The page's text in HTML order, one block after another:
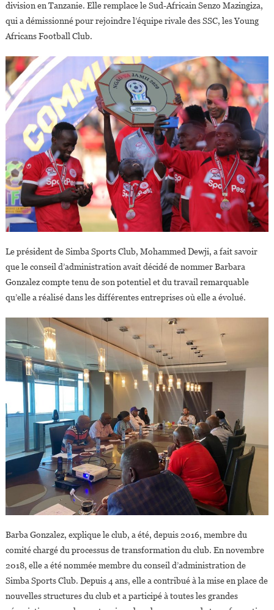
division en Tanzanie. Elle remplace le Sud-Africain Senzo Mazingiza,
qui a démissionné pour rejoindre l’équipe rivale des SSC, les Young
Africans Football Club.
Le président de Simba Sports Club, Mohammed Dewji, a fait savoir
que le conseil d’administration avait décidé de nommer Barbara
Gonzalez compte tenu de son potentiel et du travail remarquable
qu’elle a réalisé dans les différentes entreprises où elle a évolué.
Barba Gonzalez, explique le club, a été, depuis 2016, membre du
comité chargé du processus de transformation du club. En novembre
2018, elle a été nommée membre du conseil d’administration de
Simba Sports Club. Depuis 4 ans, elle a contribué à la mise en place de
nouvelles structures du club et a participé à toutes les grandes